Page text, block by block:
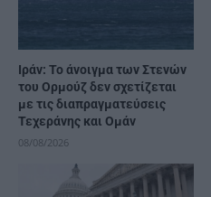
Ιράν: Το άνοιγμα των Στενών
του Ορμούζ δεν σχετίζεται
με τις διαπραγματεύσεις
Τεχεράνης και Ομάν
08/08/2026